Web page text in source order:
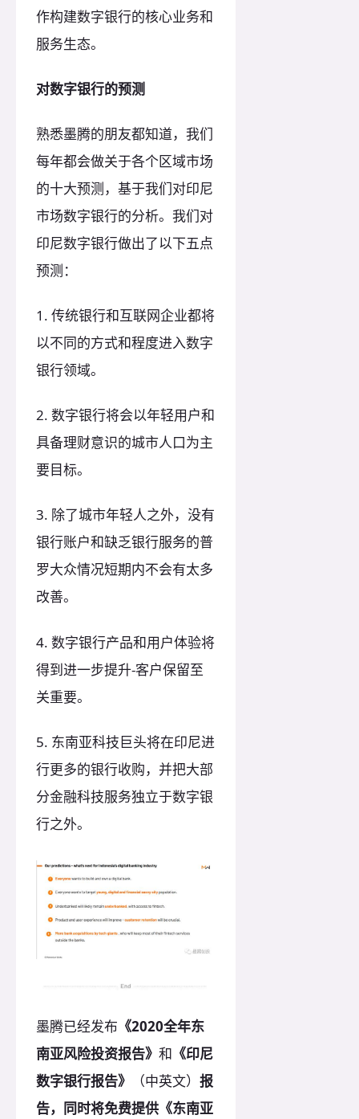
作构建数字银行的核心业务和
服务生态。
对数字银行的预测
熟悉墨腾的朋友都知道，我们
每年都会做关于各个区域市场
的十大预测，基于我们对印尼
市场数字银行的分析。我们对
印尼数字银行做出了以下五点
预测：
1. 传统银行和互联网企业都将
以不同的方式和程度进入数字
银行领域。
2. 数字银行将会以年轻用户和
具备理财意识的城市人口为主
要目标。
3. 除了城市年轻人之外，没有
银行账户和缺乏银行服务的普
罗大众情况短期内不会有太多
改善。
4. 数字银行产品和用户体验将
得到进一步提升-客户保留至
关重要。
5. 东南亚科技巨头将在印尼进
行更多的银行收购，并把大部
分金融科技服务独立于数字银
行之外。
墨腾已经发布 《2020全年东
南亚风险投资报告》 和 《印尼
数字银行报告》
（中英文） 报
告，同时将免费提供 《东南亚